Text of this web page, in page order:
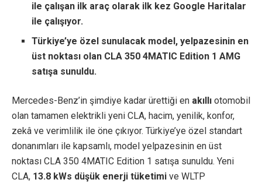
ile çalışan ilk araç olarak ilk kez Google Haritalar
ile çalışıyor.
Türkiye’ye özel sunulacak model, yelpazesinin en
üst noktası olan CLA 350 4MATIC Edition 1 AMG
satışa sunuldu.
Mercedes-Benz’in şimdiye kadar ürettiği en akıllı otomobil
olan tamamen elektrikli yeni CLA, hacim, yenilik, konfor,
zekâ ve verimlilik ile öne çıkıyor. Türkiye’ye özel standart
donanımları ile kapsamlı, model yelpazesinin en üst
noktası CLA 350 4MATIC Edition 1 satışa sunuldu. Yeni
CLA, 13.8 kWs düşük enerji tüketimi ve WLTP